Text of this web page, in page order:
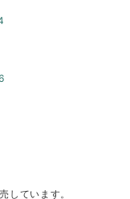
しています。